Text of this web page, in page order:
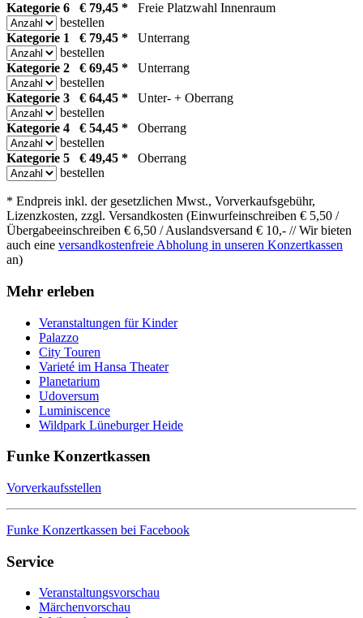
Kategorie 6 € 79,45 * Freie Platzwahl Innenraum
bestellen
Kategorie 1 € 79,45 * Unterrang
bestellen
Kategorie 2 € 69,45 * Unterrang
bestellen
Kategorie 3 € 64,45 * Unter- + Oberrang
bestellen
Kategorie 4 € 54,45 * Oberrang
bestellen
Kategorie 5 € 49,45 * Oberrang
bestellen
* Endpreis inkl. der gesetzlichen Mwst., Vorverkaufsgebühr,
Lizenzkosten, zzgl. Versandkosten (Einwurfeinschreiben € 5,50 /
Übergabeeinschreiben € 6,50 / Auslandsversand € 10,- // Wir bieten
auch eine versandkostenfreie Abholung in unseren Konzertkassen
an)
Mehr erleben
Veranstaltungen für Kinder
Palazzo
City Touren
Varieté im Hansa Theater
Planetarium
Udoversum
Luminiscence
Wildpark Lüneburger Heide
Funke Konzertkassen
Vorverkaufsstellen
Funke Konzertkassen bei Facebook
Service
Veranstaltungsvorschau
Märchenvorschau